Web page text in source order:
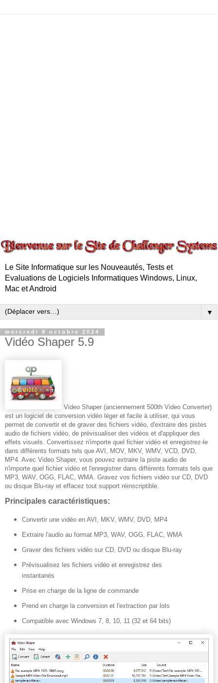
Le Site Informatique sur les Nouveautés, Tests et
Evaluations de Logiciels Informatiques Windows, Linux,
Mac et Android
▼
mercredi 9 octobre 2024
Vidéo Shaper 5.9
Video Shaper (anciennement 500th Video Converter)
est un logiciel de conversion vidéo léger et facile à utiliser, qui vous
permet de convertir et de graver des fichiers vidéo, d'extraire des pistes
audio de fichiers vidéo, de prévisualiser des vidéos et d'appliquer des
effets visuels. Convertissez n'importe quel fichier vidéo et enregistrez-le
dans différents formats tels que AVI, MOV, MKV, WMV, VCD, DVD,
MP4. Avec Video Shaper, vous pouvez extraire la piste audio de
n'importe quel fichier vidéo et l'enregistrer dans différents formats tels que
MP3, WAV, OGG, FLAC, WMA. Gravez vos fichiers vidéo sur CD, DVD
ou disque Blu-ray et effacez tout support réinscriptible.
Principales caractéristiques:
Convertir une vidéo en AVI, MKV, WMV, DVD, MP4
Extraire l'audio au format MP3, WAV, OGG, FLAC, WMA
Graver des fichiers vidéo sur CD, DVD ou disque Blu-ray
Prévisualisez les fichiers vidéo et enregistrez des
instantanés
Prise en charge de la ligne de commande
Prend en charge la conversion et l'extraction par lots
Compatible avec Windows 7, 8, 10, 11 (32 et 64 bits)